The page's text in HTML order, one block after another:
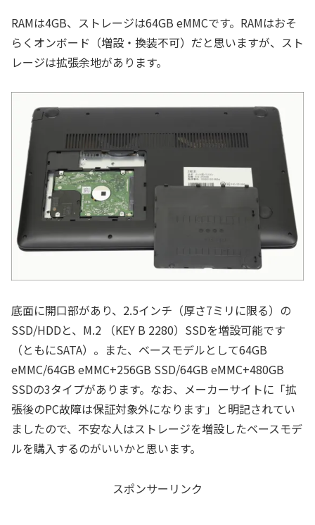
RAMは4GB、ストレージは64GB eMMCです。RAMはおそ
らくオンボード（増設・換装不可）だと思いますが、スト
レージは拡張余地があります。
底面に開口部があり、2.5インチ（厚さ7ミリに限る）の
SSD/HDDと、M.2 （KEY B 2280）SSDを増設可能です
（ともにSATA）。また、ベースモデルとして64GB
eMMC/64GB eMMC+256GB SSD/64GB eMMC+480GB
SSDの3タイプがあります。なお、メーカーサイトに「拡
張後のPC故障は保証対象外になります」と明記されてい
ましたので、不安な人はストレージを増設したベースモデ
ルを購入するのがいいかと思います。
スポンサーリンク